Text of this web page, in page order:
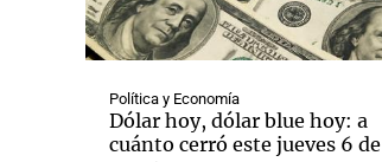
Política y Economía
Dólar hoy, dólar blue hoy: a
cuánto cerró este jueves 6 de